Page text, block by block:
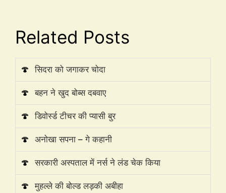
Related Posts
🍄 सिदरा को जगाकर चोदा
🍄 बहन ने खुद बोब्स दबवाए
🍄 डिवोर्स्ड टीचर की प्यासी बुर
🍄 अनोखा सपना – गे कहानी
🍄 सरकारी अस्पताल में नर्स ने लंड चेक किया
🍄 मुहल्ले की बोल्ड लड़की अबीहा